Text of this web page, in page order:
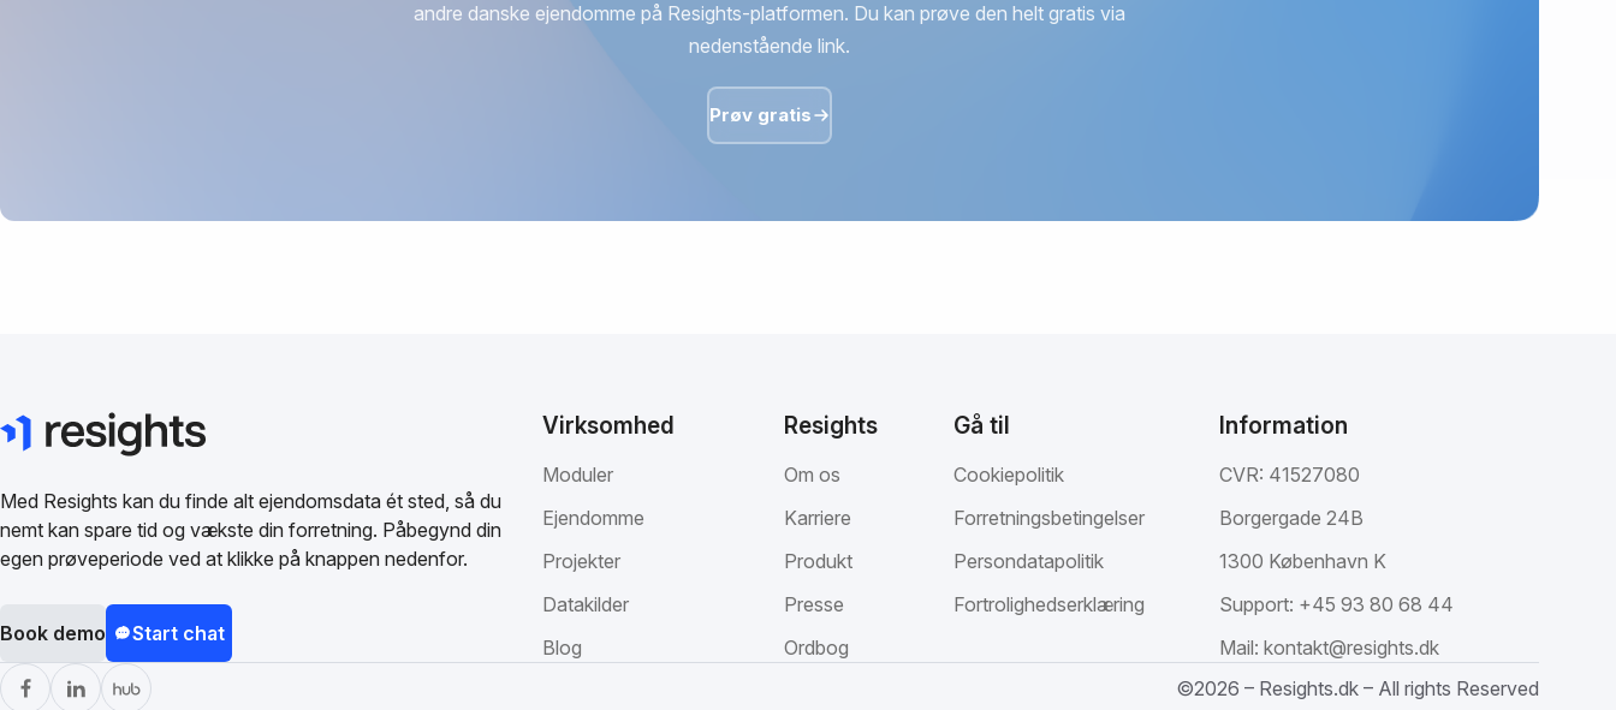
andre danske ejendomme på Resights-platformen. Du kan prøve den helt gratis via
nedenstående link.
Prøv gratis
Med Resights kan du finde alt ejendomsdata ét sted, så du
nemt kan spare tid og vækste din forretning. Påbegynd din
egen prøveperiode ved at klikke på knappen nedenfor.
Book demo Start chat
Virksomhed
Moduler
Ejendomme
Projekter
Datakilder
Blog
Resights
Om os
Karriere
Produkt
Presse
Ordbog
Gå til
Cookiepolitik
Forretningsbetingelser
Persondatapolitik
Fortrolighedserklæring
Information
CVR: 41527080
Borgergade 24B
1300 København K
Support: +45 93 80 68 44
Mail: kontakt@resights.dk
©2026 – Resights.dk – All rights Reserved